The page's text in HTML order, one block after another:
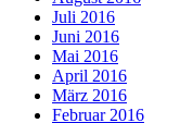
Juli 2016
Juni 2016
Mai 2016
April 2016
März 2016
Februar 2016